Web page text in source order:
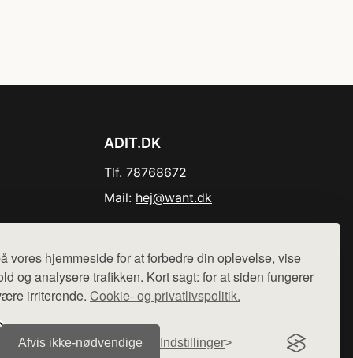
vores hjemmeside for at forbedre din oplevelse, vise
og analysere trafikken. Kort sagt: for at siden fungerer
irriterende. Cookie- og privatlivspolitik.
Afvis ikke‑nødvendige Indstillinger
ADIT.DK
Tlf. 78768672
Mail: hej@want.dk
sælges ikke varer fra denne side - vi henviser til de shops,